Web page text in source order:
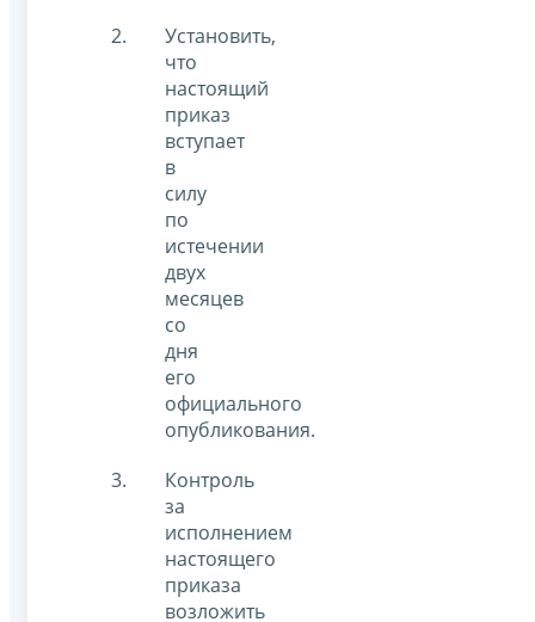
Установить,
что
настоящий
приказ
вступает
в
силу
по
истечении
двух
месяцев
со
дня
его
официального
опубликования.
Контроль
за
исполнением
настоящего
приказа
возложить